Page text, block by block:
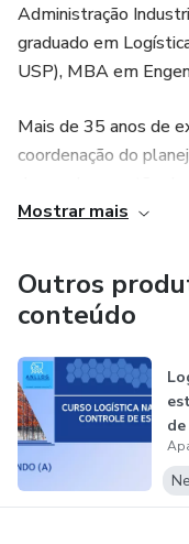
Administração
graduado em
USP), MBA em
Mais de 35 anos de
coordenação do
movimentação de
gestão por
contínua.
Mostrar mais
Outros
conteúdo